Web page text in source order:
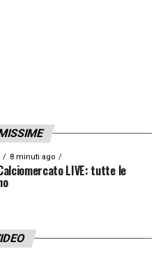
8 minuti ago
LIVE: tutte le